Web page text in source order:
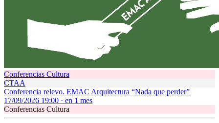
Conferencias Cultura
CTAA
Conferencia relevo. EMAC Arquitectura “Nada que perder”
17/09/2026 19:00 · en 1 mes
Conferencias Cultura